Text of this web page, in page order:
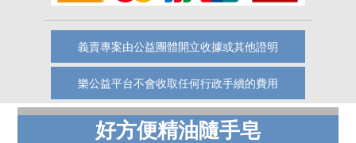
義賣專案由公益團體開立收據或其他證明
樂公益平台不會收取任何行政手續的費用
好方便精油隨手皂